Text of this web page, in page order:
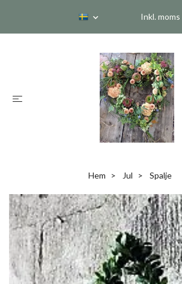
Inkl. moms
Hem Jul Spalje